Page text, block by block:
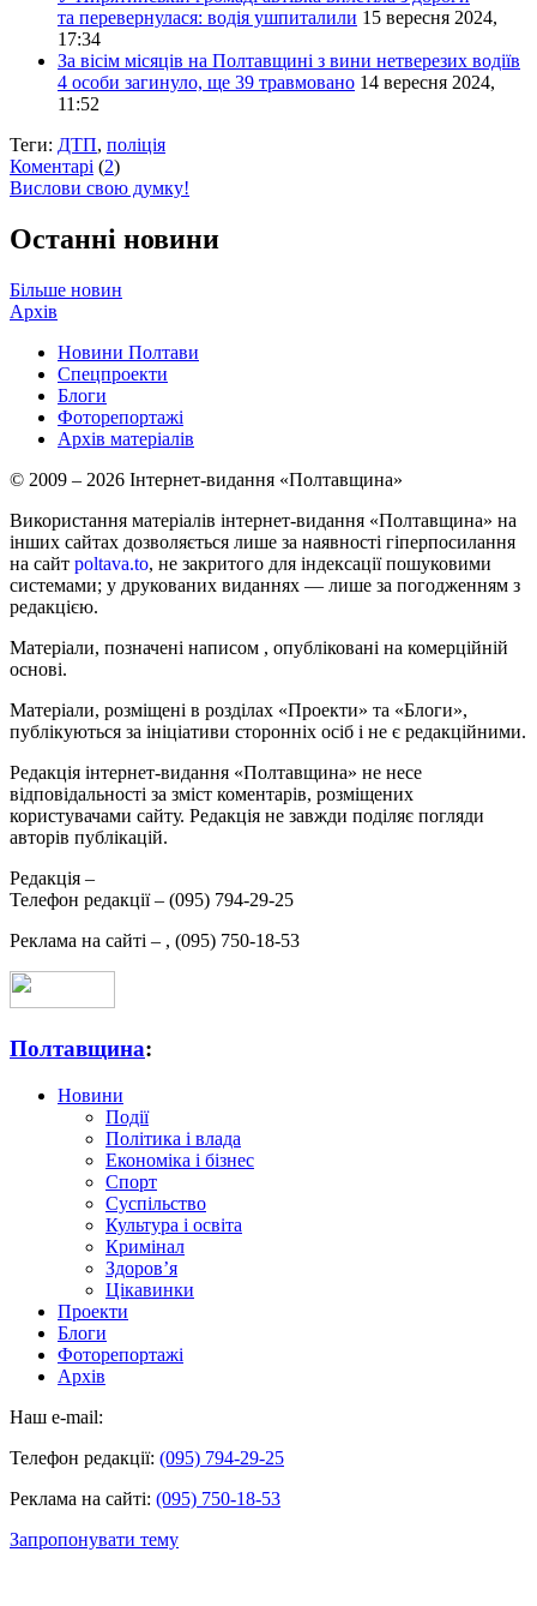
та перевернулася: водія ушпиталили 15 вересня 2024,
17:34
За вісім місяців на Полтавщині з вини нетверезих водіїв
4 особи загинуло, ще 39 травмовано 14 вересня 2024,
11:52
Теги: ДТП, поліція
Коментарі (2)
Вислови свою думку!
Останні новини
Більше новин
Архів
Новини Полтави
Спецпроекти
Блоги
Фоторепортажі
Архів матеріалів
© 2009 – 2026 Інтернет-видання «Полтавщина»
Використання матеріалів інтернет-видання «Полтавщина» на
інших сайтах дозволяється лише за наявності гіперпосилання
на сайт poltava.to, не закритого для індексації пошуковими
системами; у друкованих виданнях — лише за погодженням з
редакцією.
Матеріали, позначені написом , опубліковані на комерційній
основі.
Матеріали, розміщені в розділах «Проекти» та «Блоги»,
публікуються за ініціативи сторонніх осіб і не є редакційними.
Редакція інтернет-видання «Полтавщина» не несе
відповідальності за зміст коментарів, розміщених
користувачами сайту. Редакція не завжди поділяє погляди
авторів публікацій.
Редакція –
Телефон редакції – (095) 794-29-25
Реклама на сайті – , (095) 750-18-53
Полтавщина:
Новини
Події
Політика і влада
Економіка і бізнес
Спорт
Суспільство
Культура і освіта
Кримінал
Здоров’я
Цікавинки
Проекти
Блоги
Фоторепортажі
Архів
Наш e-mail:
Телефон редакції: (095) 794-29-25
Реклама на сайті: (095) 750-18-53
Запропонувати тему